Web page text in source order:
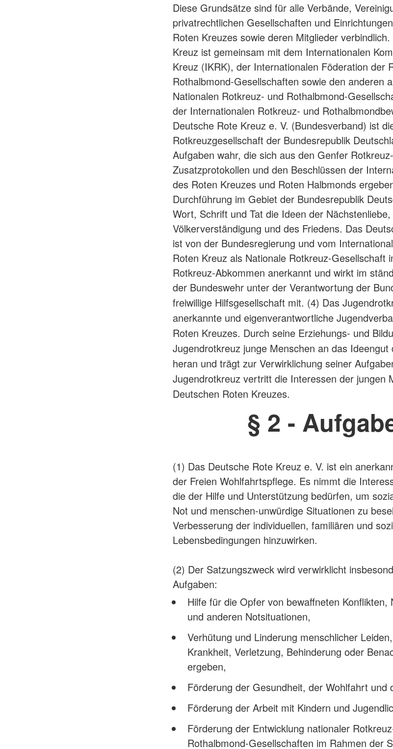
Diese Grundsätze sind für alle Verbände,
privatrechtlichen Gesellschaften und
Roten Kreuzes sowie deren Mitglieder
Kreuz ist gemeinsam mit dem Internationalen
Kreuz (IKRK), der Internationalen Föderation der
Rothalbmond-Gesellschaften sowie den anderen
Nationalen Rotkreuz- und Rothalbmond-
der Internationalen Rotkreuz- und
Deutsche Rote Kreuz e. V. (Bundesverband) ist
Rotkreuzgesellschaft der Bundesrepublik
Aufgaben wahr, die sich aus den Genfer
Zusatzprotokollen und den Beschlüssen der
des Roten Kreuzes und Roten Halbmonds
Durchführung im Gebiet der Bundesrepublik
Wort, Schrift und Tat die Ideen der
Völkerverständigung und des Friedens. Das
ist von der Bundesregierung und vom
Roten Kreuz als Nationale Rotkreuz-Gesellschaft
Rotkreuz-Abkommen anerkannt und wirkt im
der Bundeswehr unter der Verantwortung der
freiwillige Hilfsgesellschaft mit. (4) Das
anerkannte und eigenverantwortliche
Roten Kreuzes. Durch seine Erziehungs- und
Jugendrotkreuz junge Menschen an das
heran und trägt zur Verwirklichung seiner
Jugendrotkreuz vertritt die Interessen der jungen
Deutschen Roten Kreuzes.
§ 2 -
(1) Das Deutsche Rote Kreuz e. V. ist ein
der Freien Wohlfahrtspflege. Es nimmt die
die der Hilfe und Unterstützung bedürfen, um
Not und menschen-unwürdige Situationen zu
Verbesserung der individuellen, familiären und
Lebensbedingungen hinzuwirken.
(2) Der Satzungszweck wird verwirklicht
Aufgaben:
Hilfe für die Opfer von bewaffneten Konflikten,
und anderen Notsituationen,
Verhütung und Linderung menschlicher
Krankheit, Verletzung, Behinderung oder
ergeben,
Förderung der Gesundheit, der Wohlfahrt und
Förderung der Arbeit mit Kindern und
Förderung der Entwicklung nationaler
Rothalbmond-Gesellschaften im Rahmen der